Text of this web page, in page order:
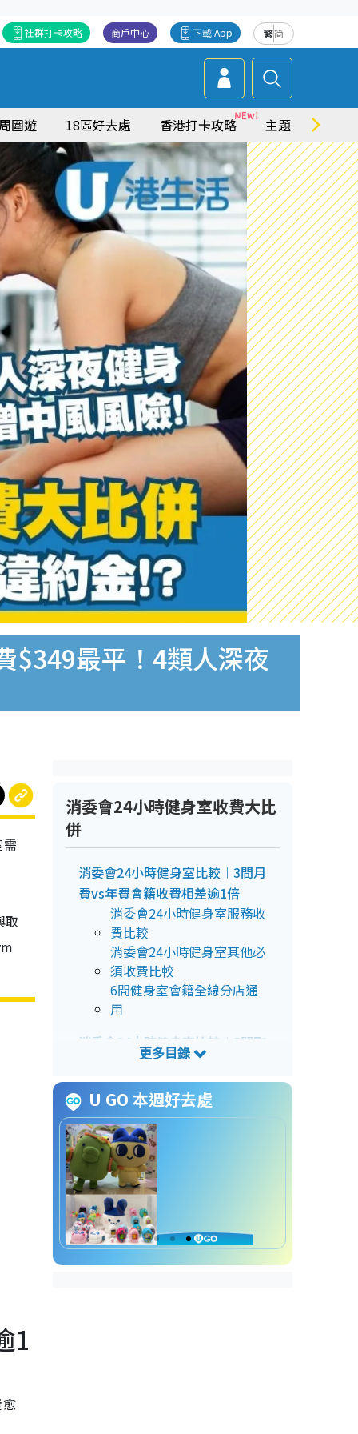
繁简
下載 App
商戶中心
社群打卡攻略
圍遊 18區好去處 香港打卡攻略 主題特集
$349最平！4類人深夜
取
1
消委會24小時健身室收費大比
併
消委會24小時健身室比較︱3間月
費vs年費會籍收費相差逾1倍
消委會24小時健身室服務收
費比較
消委會24小時健身室其他必
須收費比較
6間健身室會籍全線分店通
用
消委會24小時健身室比較︱5間取
消會籍或須付$1,500
消委會24小時健身室自動續
約
消委會24小時健身室取消會
藉
消委會24小時健身室暫停會
藉
消委會24小時健身室Q&A
健身貼士︱1. 24小時健身室
幾點操肌最有效？
健身貼士︱2. 24小時健身室
U GO 本週好去處